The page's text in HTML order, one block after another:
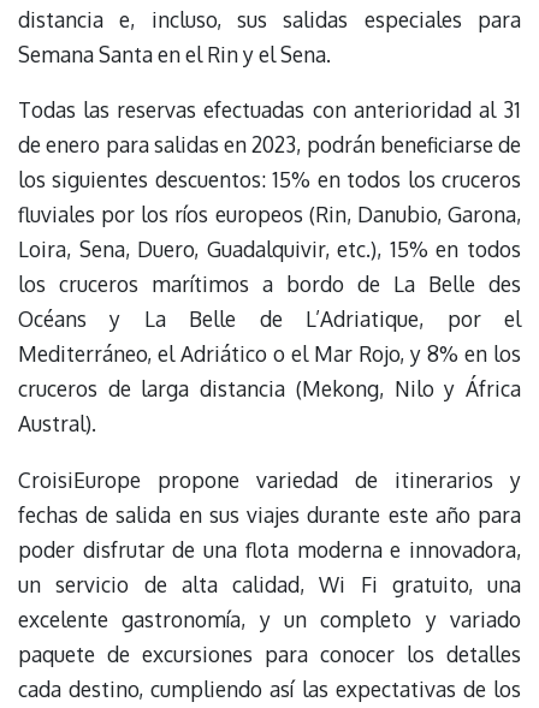
distancia e, incluso, sus salidas especiales para
Semana Santa en el Rin y el Sena.
Todas las reservas efectuadas con anterioridad al 31
de enero para salidas en 2023, podrán beneficiarse de
los siguientes descuentos: 15% en todos los cruceros
fluviales por los ríos europeos (Rin, Danubio, Garona,
Loira, Sena, Duero, Guadalquivir, etc.), 15% en todos
los cruceros marítimos a bordo de La Belle des
Océans y La Belle de L’Adriatique, por el
Mediterráneo, el Adriático o el Mar Rojo, y 8% en los
cruceros de larga distancia (Mekong, Nilo y África
Austral).
CroisiEurope propone variedad de itinerarios y
fechas de salida en sus viajes durante este año para
poder disfrutar de una flota moderna e innovadora,
un servicio de alta calidad, Wi Fi gratuito, una
excelente gastronomía, y un completo y variado
paquete de excursiones para conocer los detalles
cada destino, cumpliendo así las expectativas de los